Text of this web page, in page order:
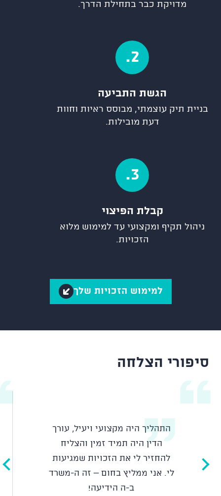
מדויקת כבר בתחילת הדרך.
2.
הגשת התביעה
בניית תיק עוצמתי, מבוסס ראיות וחוות
דעת מובילות.
3.
קבלת הפיצוי
ניהול תקיף ומקצועי עד למימוש מלוא
הזכויות.
למימוש הזכויות שלך
סיפורי הצלחה
התהליך היה מקצועי ויעיל, עורך
הדין היה תמיד זמין והצליח
להחזיר לי את הזכויות שמגיעות
לי. אני ממליץ בחום – זה ה-משרד
ב-ה הידיעה!